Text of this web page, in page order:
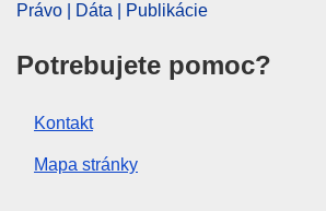
Právo | Dáta | Publikácie
Potrebujete pomoc?
Kontakt
Mapa stránky